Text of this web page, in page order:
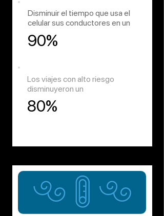
Disminuir el tiempo que usa el
celular sus conductores en un
90%
Los viajes con alto riesgo
disminuyeron un
80%